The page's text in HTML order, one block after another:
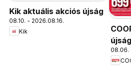
Kik aktuális akciós újság
08.10. - 2026.08.16.
Kik
08.06.